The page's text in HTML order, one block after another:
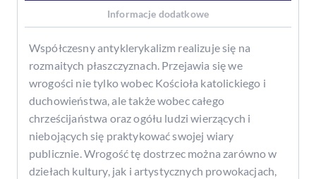
Informacje dodatkowe
Współczesny antyklerykalizm realizuje się na
rozmaitych płaszczyznach. Przejawia się we
wrogości nie tylko wobec Kościoła katolickiego i
duchowieństwa, ale także wobec całego
chrześcijaństwa oraz ogółu ludzi wierzących i
niebojących się praktykować swojej wiary
publicznie. Wrogość tę dostrzec można zarówno w
dziełach kultury, jak i artystycznych prowokacjach,